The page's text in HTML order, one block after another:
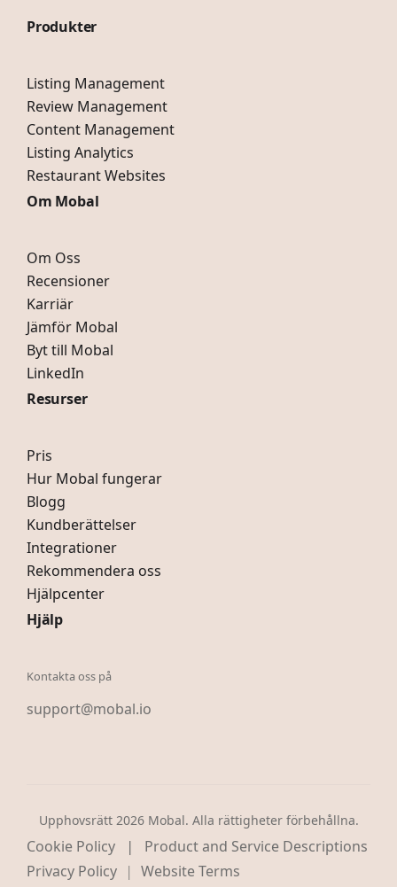
Produkter
Listing Management
Review Management
Content Management
Listing Analytics
Restaurant Websites
Om Mobal
Om Oss
Recensioner
Karriär
Jämför Mobal
Byt till Mobal
LinkedIn
Resurser
Pris
Hur Mobal fungerar
Blogg
Kundberättelser
Integrationer
Rekommendera oss
Hjälpcenter
Hjälp
Kontakta oss på
support@mobal.io
Upphovsrätt 2026 Mobal. Alla rättigheter förbehållna.
Cookie Policy | Product and Service Descriptions
Privacy Policy
Website Terms